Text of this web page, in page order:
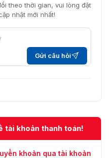
theo thời gian, vui lòng đặt
nhật mới nhất!
Gửi câu hỏi
tài khoản thanh toán!
khoản qua tài khoản